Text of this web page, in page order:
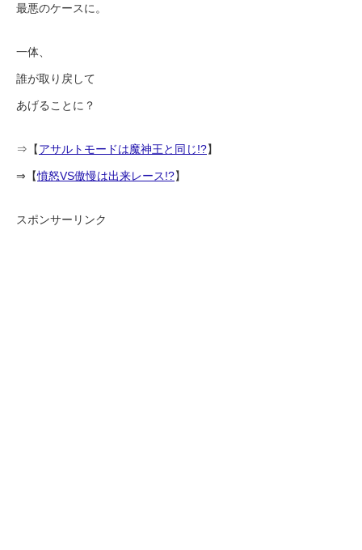
最悪のケースに。
一体、
誰が取り戻して
あげることに？
⇒【アサルトモードは魔神王と同じ!?】
⇒【憤怒VS傲慢は出来レース!?】
スポンサーリンク